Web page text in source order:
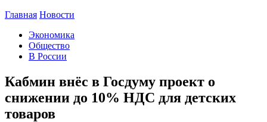
Главная Новости
Экономика
Общество
В России
Кабмин внёс в Госдуму проект о
снижении до 10% НДС для детских
товаров